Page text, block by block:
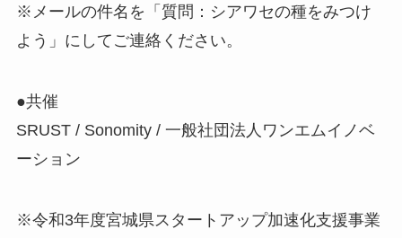
※メールの件名を「質問：シアワセの種をみつけ
よう」にしてご連絡ください。
●共催
SRUST / Sonomity / 一般社団法人ワンエムイノベ
ーション
※令和3年度宮城県スタートアップ加速化支援事業